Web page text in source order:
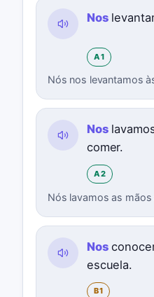
Nos
A1
Nós nos levantamos
Nos
comer.
A2
Nós lavamos as
Nos
escuela.
B1